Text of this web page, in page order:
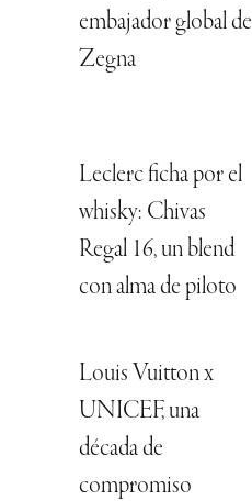
embajador global de
Zegna
Leclerc ficha por el
whisky: Chivas
Regal 16, un blend
con alma de piloto
Louis Vuitton x
UNICEF, una
década de
compromiso